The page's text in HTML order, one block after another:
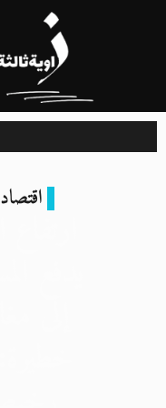
اقتصاد